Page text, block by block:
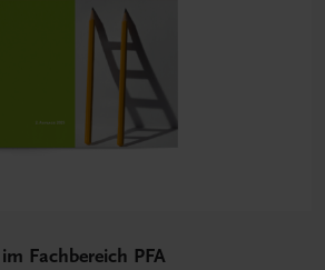
Fachbereich PFA